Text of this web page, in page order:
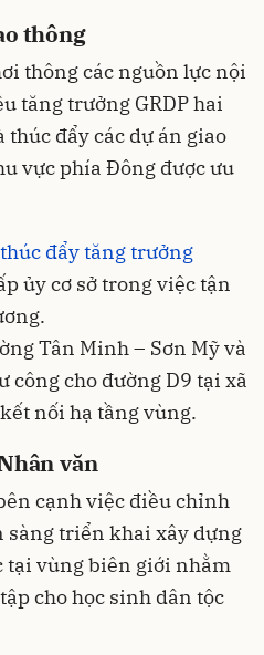
thông
thông các nguồn lực nội
tăng trưởng GRDP hai
thúc đẩy các dự án giao
vực phía Đông được ưu
đẩy tăng trưởng
ủy cơ sở trong việc tận
Tân Minh – Sơn Mỹ và
công cho đường D9 tại xã
nối hạ tầng vùng.
văn
cạnh việc điều chỉnh
sàng triển khai xây dựng
tại vùng biên giới nhằm
cho học sinh dân tộc